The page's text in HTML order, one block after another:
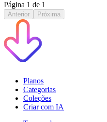
Página 1 de 1
Anterior Próxima
Planos
Categorias
Coleções
Criar com IA